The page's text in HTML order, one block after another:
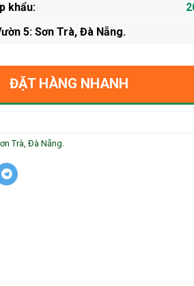
khẩu:
5: Sơn Trà, Đà Nẵng.
ĐẶT HÀNG NHANH
Trà, Đà Nẵng.